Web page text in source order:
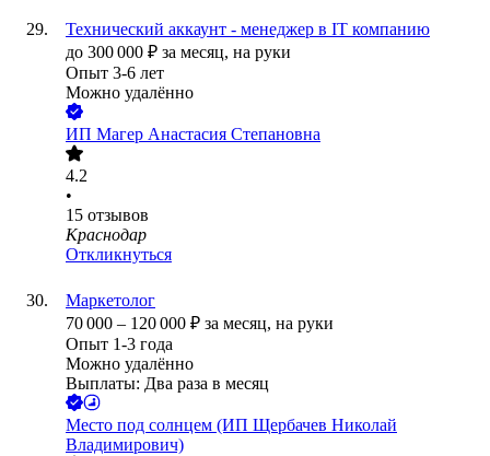
Технический аккаунт - менеджер в IT компанию
до 300 000 ₽ за месяц, на руки
Опыт 3-6 лет
Можно удалённо
ИП Магер Анастасия Степановна
4.2
•
15 отзывов
Краснодар
Откликнуться
Маркетолог
70 000 – 120 000 ₽ за месяц, на руки
Опыт 1-3 года
Можно удалённо
Выплаты: Два раза в месяц
Место под солнцем (ИП Щербачев Николай
Владимирович)